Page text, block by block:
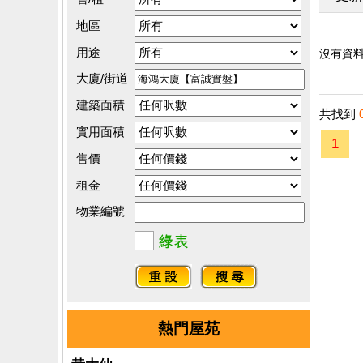
地區
用途
大廈/街道
建築面積
實用面積
售價
租金
物業編號
熱門屋苑
沒有資料
共找到
1